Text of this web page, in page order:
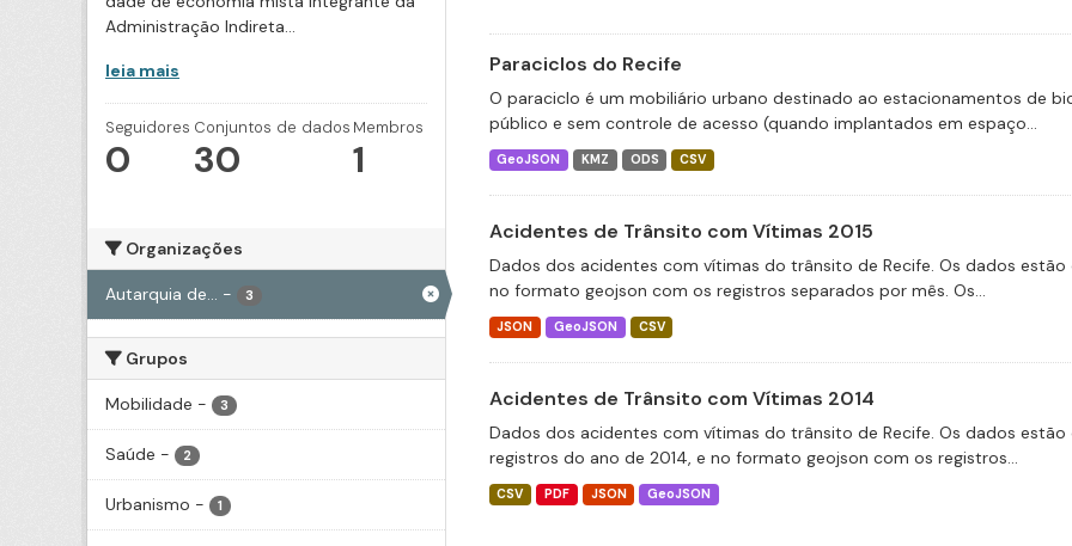
Administração Indireta...
leia mais
Seguidores
0
Conjuntos de dados
30
Membros
1
Organizações
Autarquia de... - 3
Grupos
Mobilidade - 3
Saúde - 2
Urbanismo - 1
Paraciclos do Recife
O paraciclo é um mobiliário urbano destinado ao estacionamentos de
público e sem controle de acesso (quando implantados em espaço...
GeoJSON KMZ ODS CSV
Acidentes de Trânsito com Vítimas 2015
Dados dos acidentes com vítimas do trânsito de Recife. Os dados
no formato geojson com os registros separados por mês. Os...
JSON GeoJSON CSV
Acidentes de Trânsito com Vítimas 2014
Dados dos acidentes com vítimas do trânsito de Recife. Os dados
registros do ano de 2014, e no formato geojson com os registros...
CSV PDF JSON GeoJSON